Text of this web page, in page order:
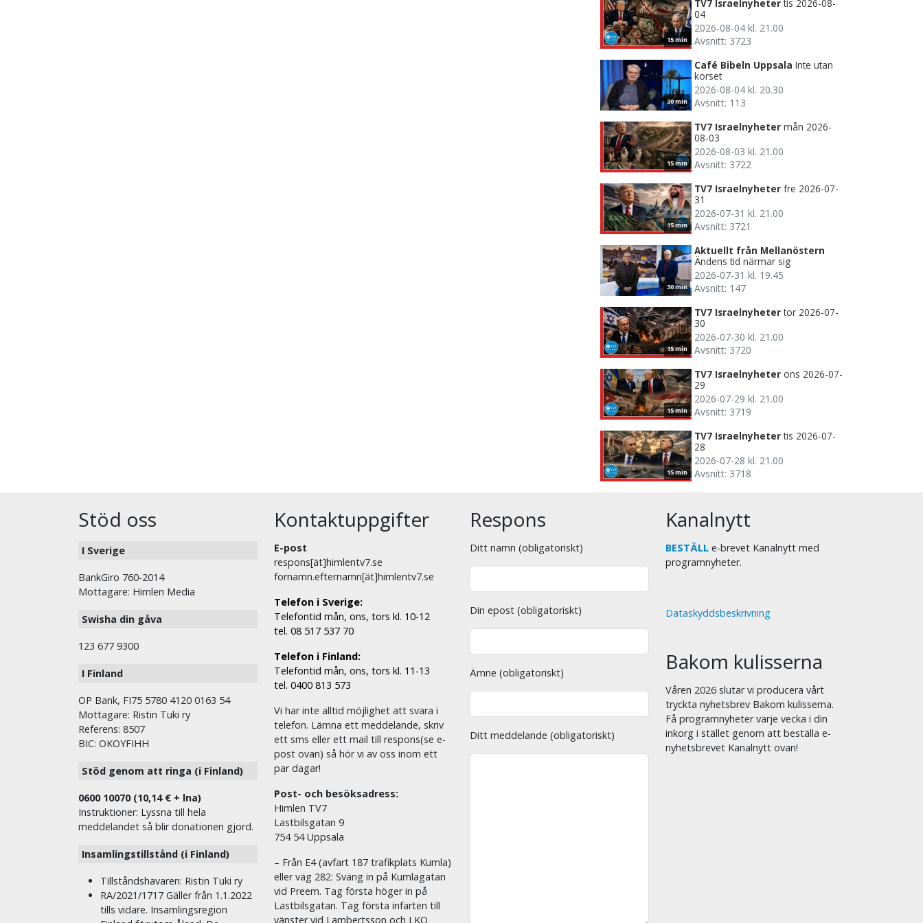
15 min
TV7 Israelnyheter tis 2026-08-
04
2026-08-04 kl. 21.00
Avsnitt: 3723
30 min
Café Bibeln Uppsala Inte utan
korset
2026-08-04 kl. 20.30
Avsnitt: 113
15 min
TV7 Israelnyheter mån 2026-
08-03
2026-08-03 kl. 21.00
Avsnitt: 3722
15 min
TV7 Israelnyheter fre 2026-07-
31
2026-07-31 kl. 21.00
Avsnitt: 3721
30 min
Aktuellt från Mellanöstern
Ändens tid närmar sig
2026-07-31 kl. 19.45
Avsnitt: 147
15 min
TV7 Israelnyheter tor 2026-07-
30
2026-07-30 kl. 21.00
Avsnitt: 3720
15 min
TV7 Israelnyheter ons 2026-07-
29
2026-07-29 kl. 21.00
Avsnitt: 3719
15 min
TV7 Israelnyheter tis 2026-07-
28
2026-07-28 kl. 21.00
Avsnitt: 3718
Stöd oss
I Sverige
BankGiro 760-2014
Mottagare: Himlen Media
Swisha din gåva
123 677 9300
I Finland
OP Bank, FI75 5780 4120 0163 54
Mottagare: Ristin Tuki ry
Referens: 8507
BIC: OKOYFIHH
Stöd genom att ringa (i Finland)
0600 10070 (10,14 € + lna)
Instruktioner: Lyssna till hela
meddelandet så blir donationen gjord.
Insamlingstillstånd (i Finland)
Tillståndshavaren: Ristin Tuki ry
RA/2021/1717 Gäller från 1.1.2022
tills vidare. Insamlingsregion
Kontaktuppgifter
E-post
respons[ät]himlentv7.se
fornamn.efternamn[ät]himlentv7.se
Telefon i Sverige:
Telefontid mån, ons, tors kl. 10-12
tel. 08 517 537 70
Telefon i Finland:
Telefontid mån, ons, tors kl. 11-13
tel. 0400 813 573
Vi har inte alltid möjlighet att svara i
telefon. Lämna ett meddelande, skriv
ett sms eller ett mail till respons(se e-
post ovan) så hör vi av oss inom ett
par dagar!
Post- och besöksadress:
Himlen TV7
Lastbilsgatan 9
754 54 Uppsala
– Från E4 (avfart 187 trafikplats Kumla)
eller väg 282: Sväng in på Kumlagatan
vid Preem. Tag första höger in på
Lastbilsgatan. Tag första infarten till
vänster vid Lambertsson och LKQ
Respons
Ditt namn (obligatoriskt)
Din epost (obligatoriskt)
Ämne (obligatoriskt)
Ditt meddelande (obligatoriskt)
Kanalnytt
BESTÄLL e-brevet Kanalnytt med
programnyheter.
Dataskyddsbeskrivning
Bakom kulisserna
Våren 2026 slutar vi producera vårt
tryckta nyhetsbrev Bakom kulisserna.
Få programnyheter varje vecka i din
inkorg i stället genom att beställa e-
nyhetsbrevet Kanalnytt ovan!